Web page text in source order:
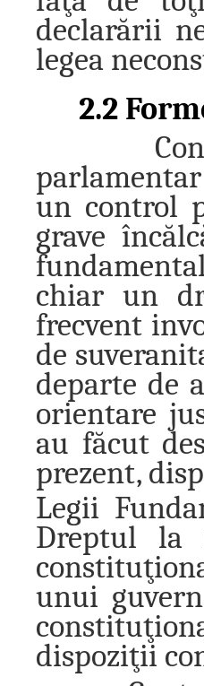
declarării
legea
2.2
un control
grave
chiar un
frecvent
de
departe de
orientare
au făcut
prezent,
Legii
Dreptul la
unui
dispoziţii